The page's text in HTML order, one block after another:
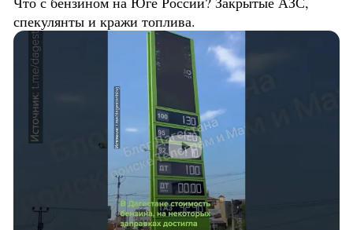
спекулянты и кражи топлива.